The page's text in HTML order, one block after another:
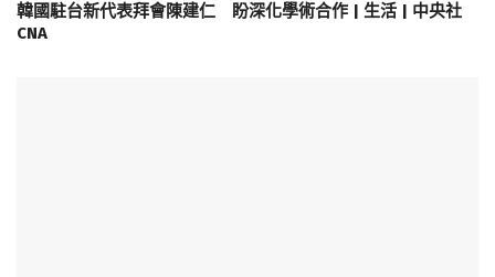
韓國駐台新代表拜會陳建仁 盼深化學術合作 | 生活 | 中央社
CNA